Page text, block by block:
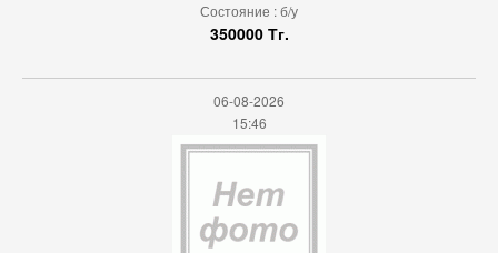
Состояние : б/у
350000 Тг.
06-08-2026
15:46